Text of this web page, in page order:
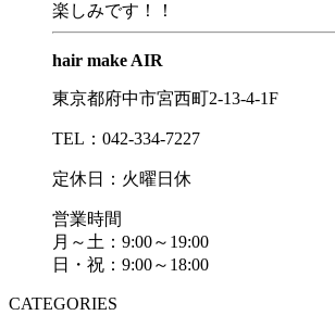
楽しみです！！
hair make AIR
東京都府中市宮西町2-13-4-1F
TEL：042-334-7227
定休日：火曜日休
営業時間
月～土：9:00～19:00
日・祝：9:00～18:00
CATEGORIES